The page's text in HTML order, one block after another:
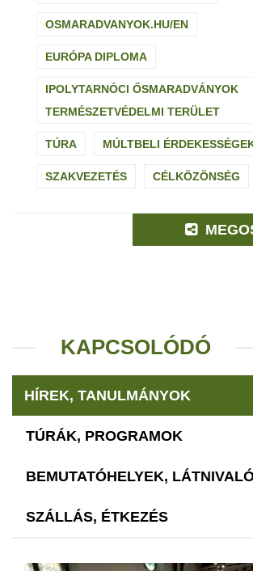
OSMARADVANYOK.HU/EN
EURÓPA DIPLOMA
IPOLYTARNÓCI ŐSMARADVÁNYOK
TERMÉSZETVÉDELMI TERÜLET
TÚRA MÚLTBELI
SZAKVEZETÉS CÉLKÖZÖNSÉG
KAPCSOLÓDÓ
HÍREK, TANULMÁNYOK
TÚRÁK, PROGRAMOK
BEMUTATÓHELYEK,
SZÁLLÁS, ÉTKEZÉS